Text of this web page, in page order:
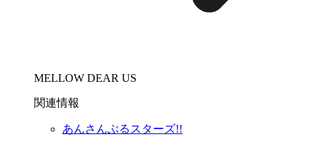
MELLOW DEAR US
関連情報
あんさんぶるスターズ!!